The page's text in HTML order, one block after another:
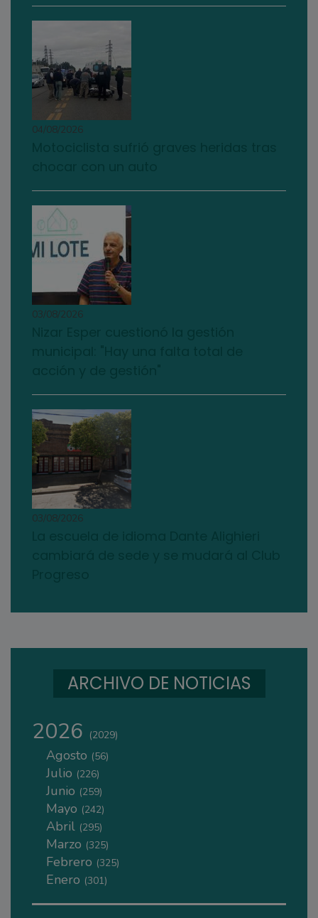
04/08/2026
03/08/2026
03/08/2026
ARCHIVO DE NOTICIAS
2026 (2029)
Agosto (56)
Julio (226)
Junio (259)
Mayo (242)
Abril (295)
Marzo (325)
Febrero (325)
Enero (301)